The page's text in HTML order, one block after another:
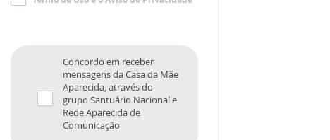
Concordo em receber
mensagens da Casa da Mãe
Aparecida, através do
grupo Santuário Nacional e
Rede Aparecida de
Comunicação